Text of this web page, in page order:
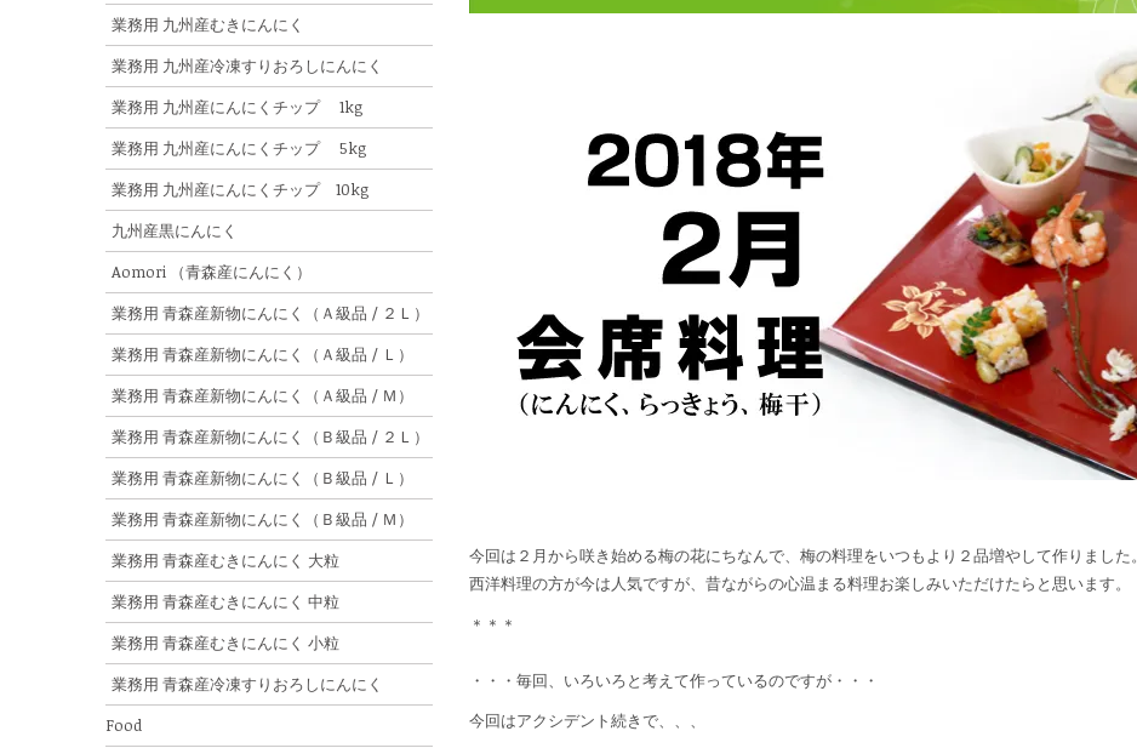
今回は２月から咲き始める梅の花にちなんで、梅の料理をいつもより２品増やして作りました。
西洋料理の方が今は人気ですが、昔ながらの心温まる料理お楽しみいただけたらと思います。
＊＊＊
・・・毎回、いろいろと考えて作っているのですが・・・
今回はアクシデント続きで、、、
業務用 九州産むきにんにく
業務用 九州産冷凍すりおろしにんにく
業務用 九州産にんにくチップ 1kg
業務用 九州産にんにくチップ 5kg
業務用 九州産にんにくチップ 10kg
九州産黒にんにく
Aomori （青森産にんにく）
業務用 青森産新物にんにく（Ａ級品 / ２Ｌ）
業務用 青森産新物にんにく（Ａ級品 / Ｌ）
業務用 青森産新物にんにく（Ａ級品 / Ｍ）
業務用 青森産新物にんにく（Ｂ級品 / ２Ｌ）
業務用 青森産新物にんにく（Ｂ級品 / Ｌ）
業務用 青森産新物にんにく（Ｂ級品 / Ｍ）
業務用 青森産むきにんにく 大粒
業務用 青森産むきにんにく 中粒
業務用 青森産むきにんにく 小粒
業務用 青森産冷凍すりおろしにんにく
Food